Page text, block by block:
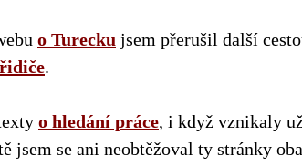
o Turecku jsem přerušil další
.
o hledání práce, i když vznikaly
jsem se ani neobtěžoval ty stránky